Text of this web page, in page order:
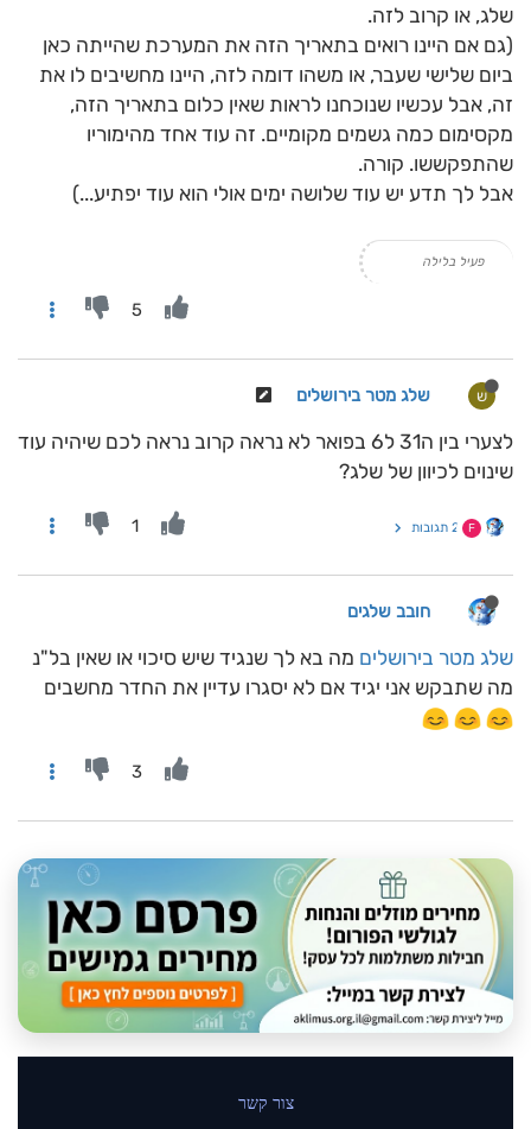
שלג, או קרוב לזה.
(גם אם היינו רואים בתאריך הזה את המערכת שהייתה כאן
ביום שלישי שעבר, או משהו דומה לזה, היינו מחשיבים לו את
זה, אבל עכשיו שנוכחנו לראות שאין כלום בתאריך הזה,
מקסימום כמה גשמים מקומיים. זה עוד אחד מהימוריו
שהתפקששו. קורה.
אבל לך תדע יש עוד שלושה ימים אולי הוא עוד יפתיע...)
פעיל בלילה
5
ש שלג מטר בירושלים
לצערי בין ה31 ל6 בפואר לא נראה קרוב נראה לכם שיהיה עוד
שינוים לכיוון של שלג?
F 2 תגובות 1
חובב שלגים
שלג מטר בירושלים מה בא לך שנגיד שיש סיכוי או שאין בל"נ
מה שתבקש אני יגיד אם לא יסגרו עדיין את החדר מחשבים
3
צור קשר